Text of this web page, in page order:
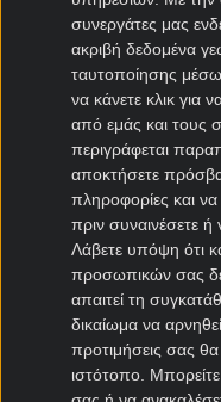
συνεργάτες μας
ακριβή δεδομένα
ταυτοποίησης
να κάνετε κλικ για
από εμάς και τους
περιγράφεται
αποκτήσετε
πληροφορίες και να
πριν συναινέσετε ή
Λάβετε υπόψη ότι
προσωπικών σας
απαιτεί τη
δικαίωμα να
προτιμήσεις σας
ιστότοπο. Μπορείτε
Εύρος
ΣΚΟΡ: - STAKE:
26.07.26 16:00
F1
ΣΚΟΡ: - STAKE:
F1